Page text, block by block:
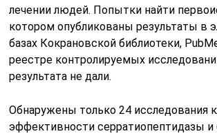
лечении людей. Попытки найти
котором опубликованы результаты в
базах Кокрановской библиотеки,
реестре контролируемых
результата не дали.
Обнаружены только 24 исследования
эффективности серратиопептидазы и